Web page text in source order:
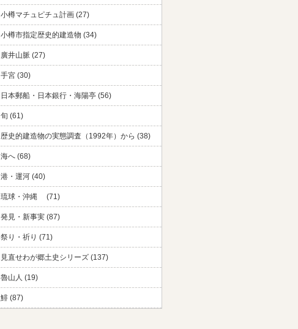
小樽マチュピチュ計画 (27)
小樽市指定歴史的建造物 (34)
廣井山脈 (27)
手宮 (30)
日本郵船・日本銀行・海陽亭 (56)
旬 (61)
歴史的建造物の実態調査（1992年）から (38)
海へ (68)
港・運河 (40)
琉球・沖縄 (71)
発見・新事実 (87)
祭り・祈り (71)
見直せわが郷土史シリーズ (137)
魯山人 (19)
鯡 (87)